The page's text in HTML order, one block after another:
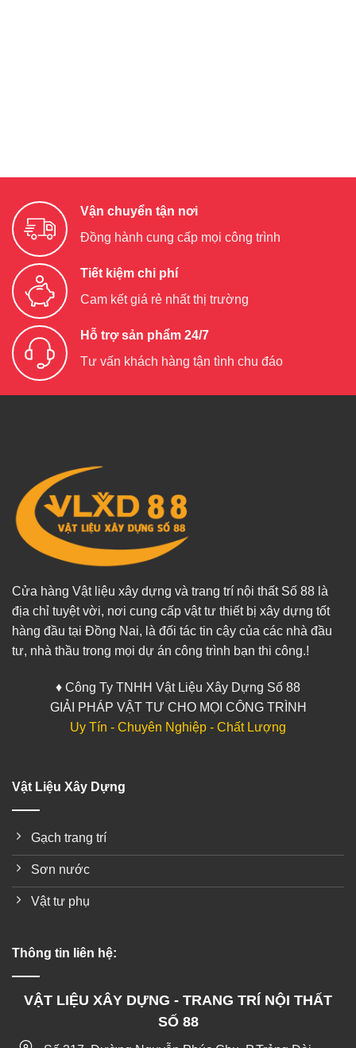
Vận chuyển tận nơi
Đồng hành cung cấp mọi công trình
Tiết kiệm chi phí
Cam kết giá rẻ nhất thị trường
Hỗ trợ sản phẩm 24/7
Tư vấn khách hàng tận tình chu đáo
Cửa hàng Vật liệu xây dựng và trang trí nội thất Số 88 là
địa chỉ tuyệt vời, nơi cung cấp vật tư thiết bị xây dựng tốt
hàng đầu tại Đồng Nai, là đối tác tin cậy của các nhà đầu
tư, nhà thầu trong mọi dự án công trình bạn thi công.!
♦ Công Ty TNHH Vật Liệu Xây Dựng Số 88
GIẢI PHÁP VẬT TƯ CHO MỌI CÔNG TRÌNH
Uy Tín - Chuyên Nghiệp - Chất Lượng
Vật Liệu Xây Dựng
Gạch trang trí
Sơn nước
Vật tư phụ
Thông tin liên hệ:
VẬT LIỆU XÂY DỰNG - TRANG TRÍ NỘI THẤT
SỐ 88